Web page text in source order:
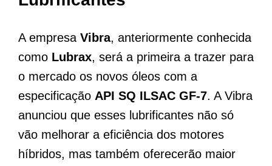
A empresa Vibra, anteriormente conhecida
como Lubrax, será a primeira a trazer para
o mercado os novos óleos com a
especificação API SQ ILSAC GF-7. A Vibra
anunciou que esses lubrificantes não só
vão melhorar a eficiência dos motores
híbridos, mas também oferecerão maior